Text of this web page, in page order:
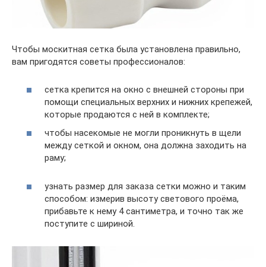
Чтобы москитная сетка была установлена правильно,
вам пригодятся советы профессионалов:
сетка крепится на окно с внешней стороны при
помощи специальных верхних и нижних крепежей,
которые продаются с ней в комплекте;
чтобы насекомые не могли проникнуть в щели
между сеткой и окном, она должна заходить на
раму;
узнать размер для заказа сетки можно и таким
способом: измерив высоту светового проёма,
прибавьте к нему 4 сантиметра, и точно так же
поступите с шириной.